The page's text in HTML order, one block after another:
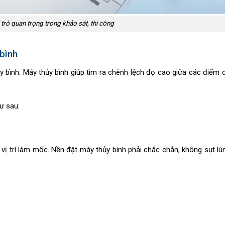
quan trọng trong khảo sát, thi công
Máy thủy bình giúp tìm ra chênh lệch đọ cao giữa các điểm
sau:
làm mốc. Nền đặt máy thủy bình phải chắc chắn, không sụt